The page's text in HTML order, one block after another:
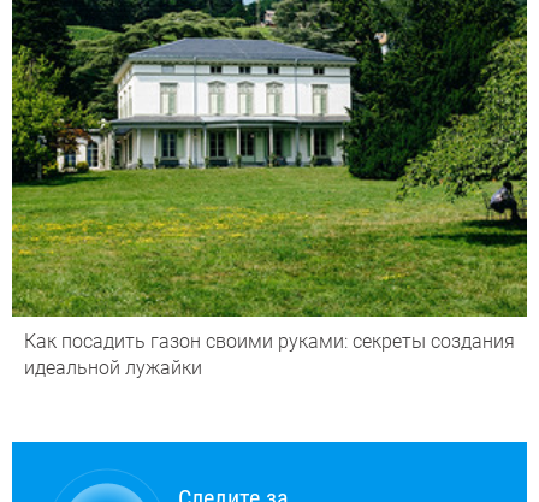
Как посадить газон своими руками: секреты создания
идеальной лужайки